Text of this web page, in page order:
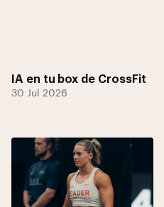
IA en tu box de CrossFit
30 Jul 2026